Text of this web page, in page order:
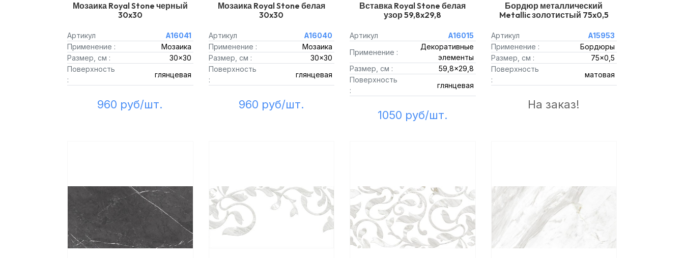
Мозаика Royal Stone черный
30x30
Артикул
A16041
Применение :
Мозаика
Размер, см :
30x30
Поверхность
:
глянцевая
960 руб/шт.
Мозаика Royal Stone белая
30x30
Артикул
A16040
Применение :
Мозаика
Размер, см :
30x30
Поверхность
:
глянцевая
960 руб/шт.
Вставка Royal Stone белая
узор 59,8x29,8
Артикул
A16015
Применение :
Декоративные
элементы
Размер, см :
59,8x29,8
Поверхность
:
глянцевая
1050 руб/шт.
Бордюр металлический
Metallic золотистый 75x0,5
Артикул
A15953
Применение :
Бордюры
Размер, см :
75x0,5
Поверхность
:
матовая
На заказ!